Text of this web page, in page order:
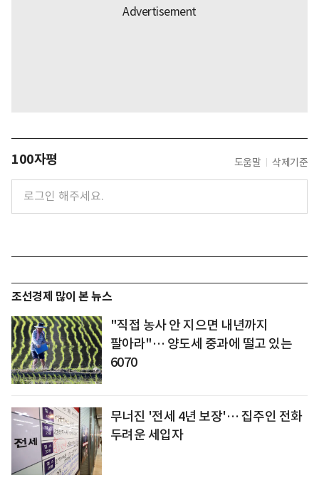
100자평 도움말 삭제기준
조선경제 많이 본 뉴스
"직접 농사 안 지으면 내년까지
팔아라"… 양도세 중과에 떨고 있는
6070
무너진 '전세 4년 보장'… 집주인 전화
두려운 세입자